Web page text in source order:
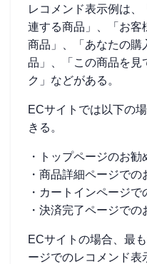
レコメンド表示例は、
連する商品」、「お客
商品」、「あなたの購
品」、「この商品を見
ク」などがある。
ECサイトでは以下の
きる。
・トップページのお勧
・商品詳細ページでの
・カートインページで
・決済完了ページでの
ECサイトの場合、最
ージでのレコメンド表